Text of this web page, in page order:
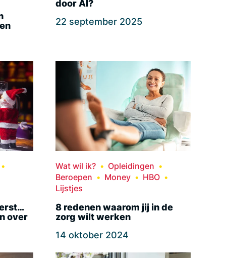
door AI?
22 september 2025
over
Wat wil ik?
Opleidingen
Beroepen
Money
HBO
Lijstjes
8 redenen waarom jij in de
zorg wilt werken
14 oktober 2024